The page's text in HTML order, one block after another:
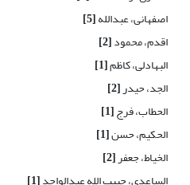
اصفهانی، عبدالله[5]
اقدم، محمود[2]
البهادلی، کاظم[1]
الجد، حیدر[2]
الحطاب، فرج[1]
الحکیم، حسن[1]
الخیاط، جعفر[2]